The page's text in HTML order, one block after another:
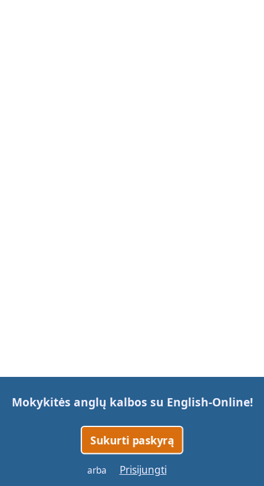
Mokykitės anglų kalbos su English-Online!
Sukurti paskyrą
arba Prisijungti